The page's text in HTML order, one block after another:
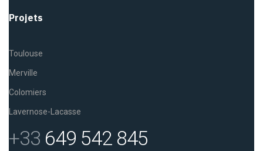
Projets
Toulouse
Merville
Colomiers
Lavernose-Lacasse
+33 649 542 845